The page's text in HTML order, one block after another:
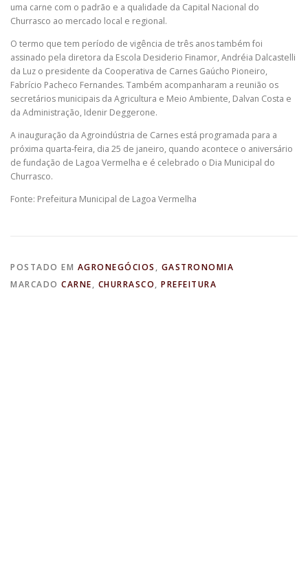
uma carne com o padrão e a qualidade da Capital Nacional do
Churrasco ao mercado local e regional.
O termo que tem período de vigência de três anos também foi
assinado pela diretora da Escola Desiderio Finamor, Andréia Dalcastelli
da Luz o presidente da Cooperativa de Carnes Gaúcho Pioneiro,
Fabrício Pacheco Fernandes. Também acompanharam a reunião os
secretários municipais da Agricultura e Meio Ambiente, Dalvan Costa e
da Administração, Idenir Deggerone.
A inauguração da Agroindústria de Carnes está programada para a
próxima quarta-feira, dia 25 de janeiro, quando acontece o aniversário
de fundação de Lagoa Vermelha e é celebrado o Dia Municipal do
Churrasco.
Fonte: Prefeitura Municipal de Lagoa Vermelha
POSTADO EM AGRONEGÓCIOS , GASTRONOMIA
MARCADO CARNE, CHURRASCO, PREFEITURA